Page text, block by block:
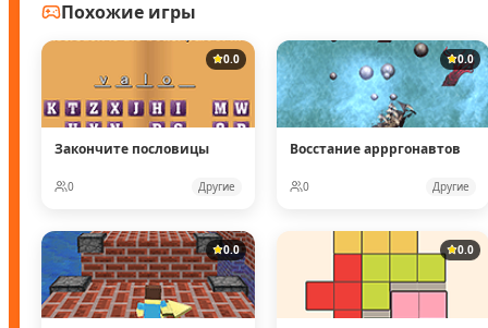
Похожие игры
0.0
Закончите пословицы
0 Другие
0.0
Восстание аррргонавтов
0 Другие
0.0 0.0